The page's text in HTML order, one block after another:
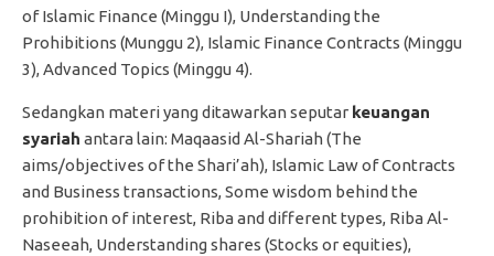
of Islamic Finance (Minggu I), Understanding the
Prohibitions (Munggu 2), Islamic Finance Contracts (Minggu
3), Advanced Topics (Minggu 4).
Sedangkan materi yang ditawarkan seputar keuangan
syariah antara lain: Maqaasid Al-Shariah (The
aims/objectives of the Shari’ah), Islamic Law of Contracts
and Business transactions, Some wisdom behind the
prohibition of interest, Riba and different types, Riba Al-
Naseeah, Understanding shares (Stocks or equities),